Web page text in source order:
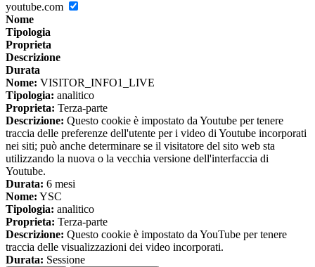
youtube.com
Nome
Tipologia
Proprieta
Descrizione
Durata
Nome: VISITOR_INFO1_LIVE
Tipologia: analitico
Proprieta: Terza-parte
Descrizione: Questo cookie è impostato da Youtube per tenere
traccia delle preferenze dell'utente per i video di Youtube incorporati
nei siti; può anche determinare se il visitatore del sito web sta
utilizzando la nuova o la vecchia versione dell'interfaccia di
Youtube.
Durata: 6 mesi
Nome: YSC
Tipologia: analitico
Proprieta: Terza-parte
Descrizione: Questo cookie è impostato da YouTube per tenere
traccia delle visualizzazioni dei video incorporati.
Durata: Sessione